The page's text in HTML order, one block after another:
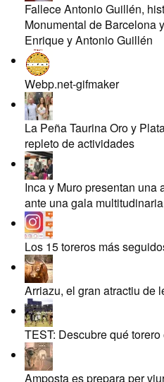
Fallece Antonio Guillén,
Monumental de Barcelona
Enrique y Antonio Guillén
Webp.net-gifmaker
La Peña Taurina Oro y
repleto de actividades
Inca y Muro presentan una
ante una gala multitudinaria
Los 15 toreros más
Arriazu, el gran atractiu de
TEST: Descubre qué torero
Amposta es prepara per